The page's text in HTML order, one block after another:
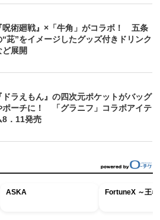
呪術廻戦』×「牛角」がコラボ！ 五条
“茈”をイメージしたグッズ付きドリンク
ど展開
ドラえもん』の四次元ポケットがバッグ
ポーチに！ 「グラニフ」コラボアイテ
8．11発売
ASKA FortuneX ～王